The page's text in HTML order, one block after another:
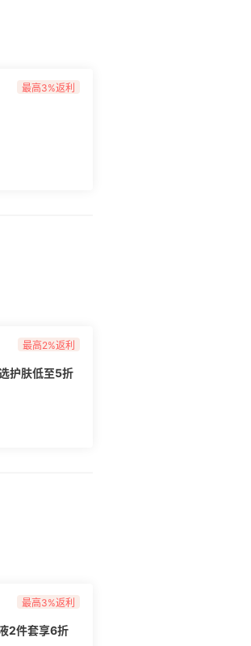
最高3%返利
最高2%返利
护肤低至5折
最高3%返利
2件套享6折